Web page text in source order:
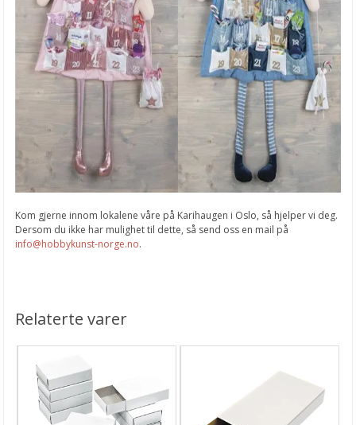
Kom gjerne innom lokalene våre på Karihaugen i Oslo, så hjelper vi deg.
Dersom du ikke har mulighet til dette, så send oss en mail på
info@hobbykunst-norge.no.
Relaterte varer